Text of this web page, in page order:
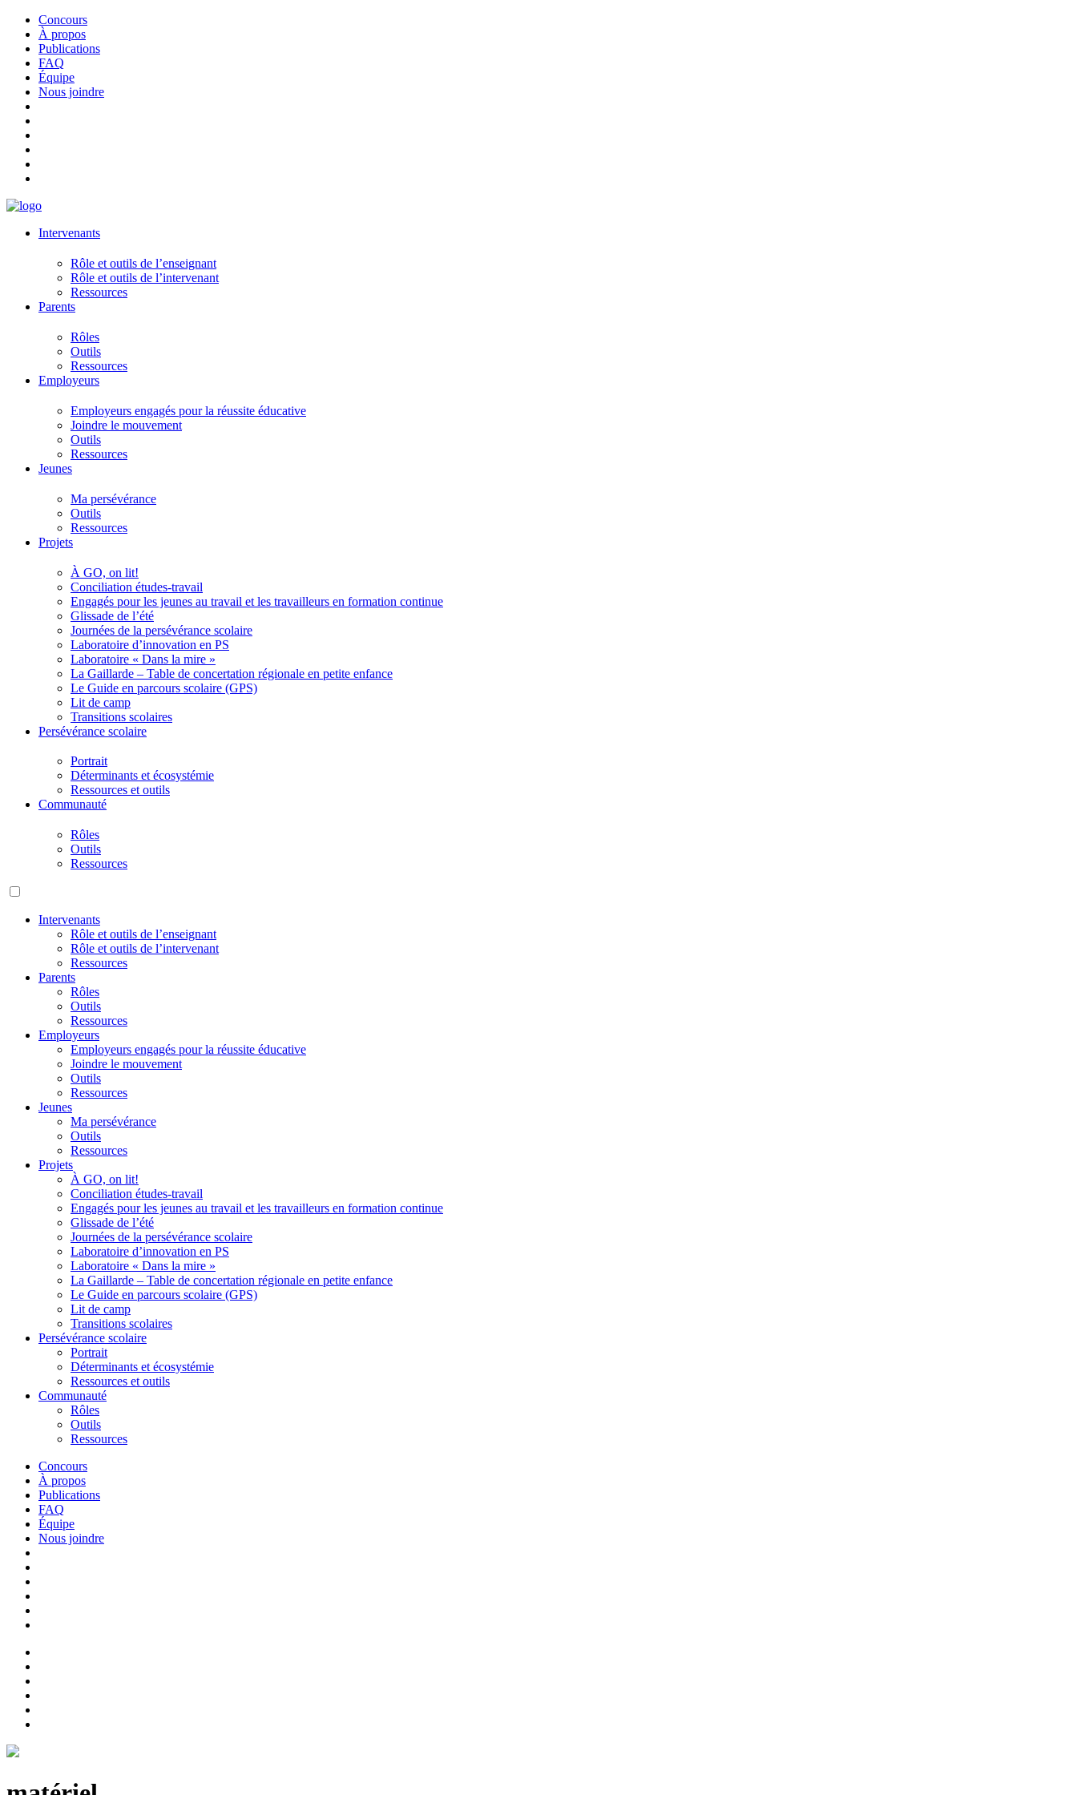
Concours
À propos
Publications
FAQ
Équipe
Nous joindre
Intervenants
Rôle et outils de l’enseignant
Rôle et outils de l’intervenant
Ressources
Parents
Rôles
Outils
Ressources
Employeurs
Employeurs engagés pour la réussite éducative
Joindre le mouvement
Outils
Ressources
Jeunes
Ma persévérance
Outils
Ressources
Projets
À GO, on lit!
Conciliation études-travail
Engagés pour les jeunes au travail et les travailleurs en formation continue
Glissade de l’été
Journées de la persévérance scolaire
Laboratoire d’innovation en PS
Laboratoire « Dans la mire »
La Gaillarde – Table de concertation régionale en petite enfance
Le Guide en parcours scolaire (GPS)
Lit de camp
Transitions scolaires
Persévérance scolaire
Portrait
Déterminants et écosystémie
Ressources et outils
Communauté
Rôles
Outils
Ressources
Intervenants
Rôle et outils de l’enseignant
Rôle et outils de l’intervenant
Ressources
Parents
Rôles
Outils
Ressources
Employeurs
Employeurs engagés pour la réussite éducative
Joindre le mouvement
Outils
Ressources
Jeunes
Ma persévérance
Outils
Ressources
Projets
À GO, on lit!
Conciliation études-travail
Engagés pour les jeunes au travail et les travailleurs en formation continue
Glissade de l’été
Journées de la persévérance scolaire
Laboratoire d’innovation en PS
Laboratoire « Dans la mire »
La Gaillarde – Table de concertation régionale en petite enfance
Le Guide en parcours scolaire (GPS)
Lit de camp
Transitions scolaires
Persévérance scolaire
Portrait
Déterminants et écosystémie
Ressources et outils
Communauté
Rôles
Outils
Ressources
Concours
À propos
Publications
FAQ
Équipe
Nous joindre